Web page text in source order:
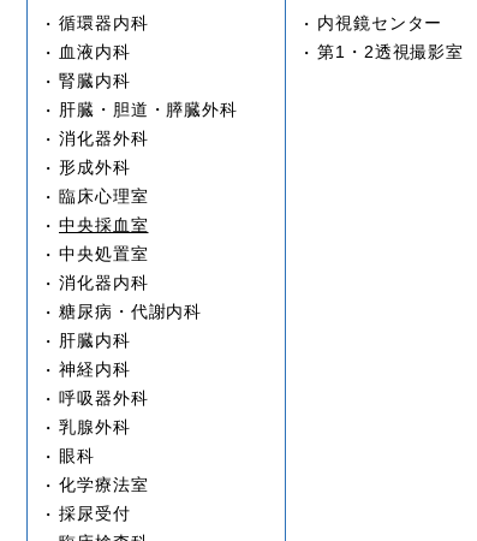
循環器内科
血液内科
腎臓内科
肝臓・胆道・膵臓外科
消化器外科
形成外科
臨床心理室
中央採血室
中央処置室
消化器内科
糖尿病・代謝内科
肝臓内科
神経内科
呼吸器外科
乳腺外科
眼科
化学療法室
採尿受付
内視鏡センター
第1・2透視撮影室